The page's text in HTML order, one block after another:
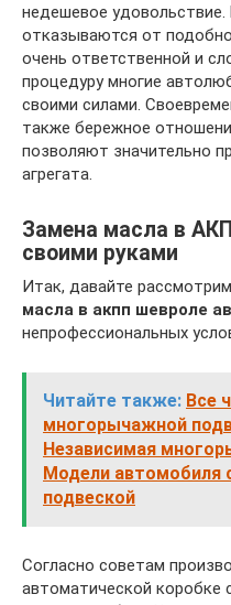
недешевое
отказываются от
очень ответственной и
процедуру многие
своими силами.
также бережное
позволяют значительно
агрегата.
Замена масла в
своими руками
Итак, давайте
масла в акпп шевроле
непрофессиональных
Читайте также: Все
многорычажной
Независимая
Модели автомобиля
подвеской
Согласно советам
автоматической коробке